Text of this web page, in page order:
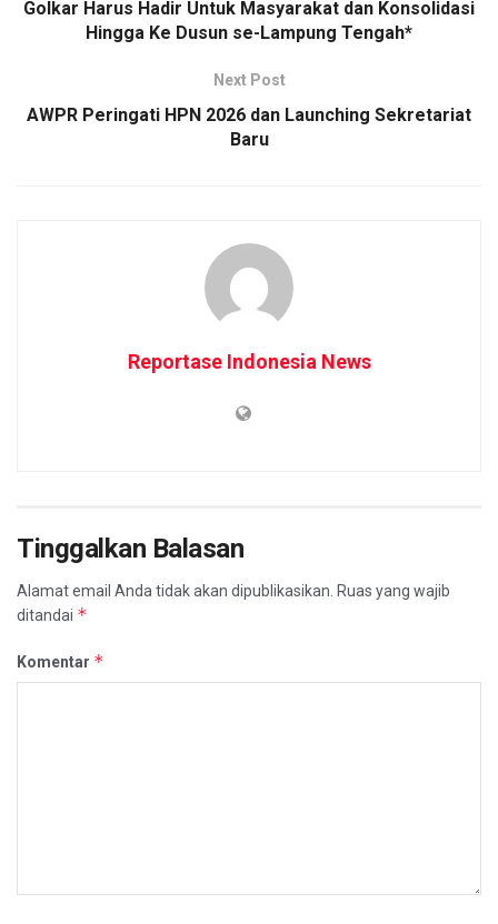
Golkar Harus Hadir Untuk Masyarakat dan Konsolidasi
Hingga Ke Dusun se-Lampung Tengah*
Next Post
​AWPR Peringati HPN 2026 dan Launching Sekretariat
Baru
Reportase Indonesia News
Tinggalkan Balasan
Alamat email Anda tidak akan dipublikasikan. Ruas yang wajib
ditandai *
Komentar *